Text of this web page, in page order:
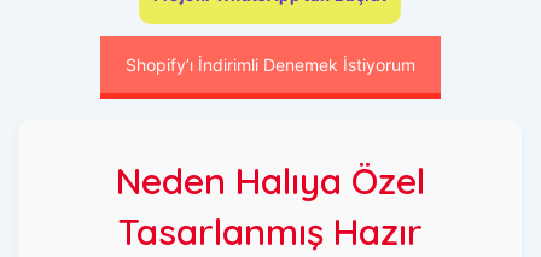
Shopify’ı İndirimli Denemek İstiyorum
Neden Halıya Özel
Tasarlanmış Hazır